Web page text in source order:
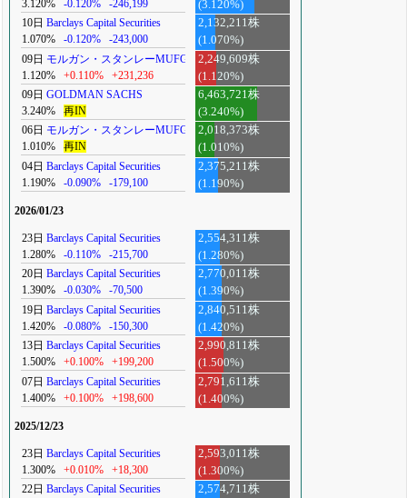
3.120% -0.120% -246,199
(3.120%)
10日 Barclays Capital Securities
1.070%
-0.120% -243,000
2,132,211株
(1.070%)
09日 モルガン・スタンレーMUFG
1.120%
+0.110% +231,236
2,249,609株
(1.120%)
09日 GOLDMAN SACHS
3.240%
再IN
6,463,721株
(3.240%)
06日 モルガン・スタンレーMUFG
1.010%
再IN
2,018,373株
(1.010%)
04日 Barclays Capital Securities
1.190%
-0.090% -179,100
2,375,211株
(1.190%)
2026/01/23
23日 Barclays Capital Securities
1.280%
-0.110% -215,700
2,554,311株
(1.280%)
20日 Barclays Capital Securities
1.390%
-0.030% -70,500
2,770,011株
(1.390%)
19日 Barclays Capital Securities
1.420%
-0.080% -150,300
2,840,511株
(1.420%)
13日 Barclays Capital Securities
1.500%
+0.100% +199,200
2,990,811株
(1.500%)
07日 Barclays Capital Securities
1.400%
+0.100% +198,600
2,791,611株
(1.400%)
2025/12/23
23日 Barclays Capital Securities
1.300%
+0.010% +18,300
2,593,011株
(1.300%)
22日 Barclays Capital Securities
2,574,711株